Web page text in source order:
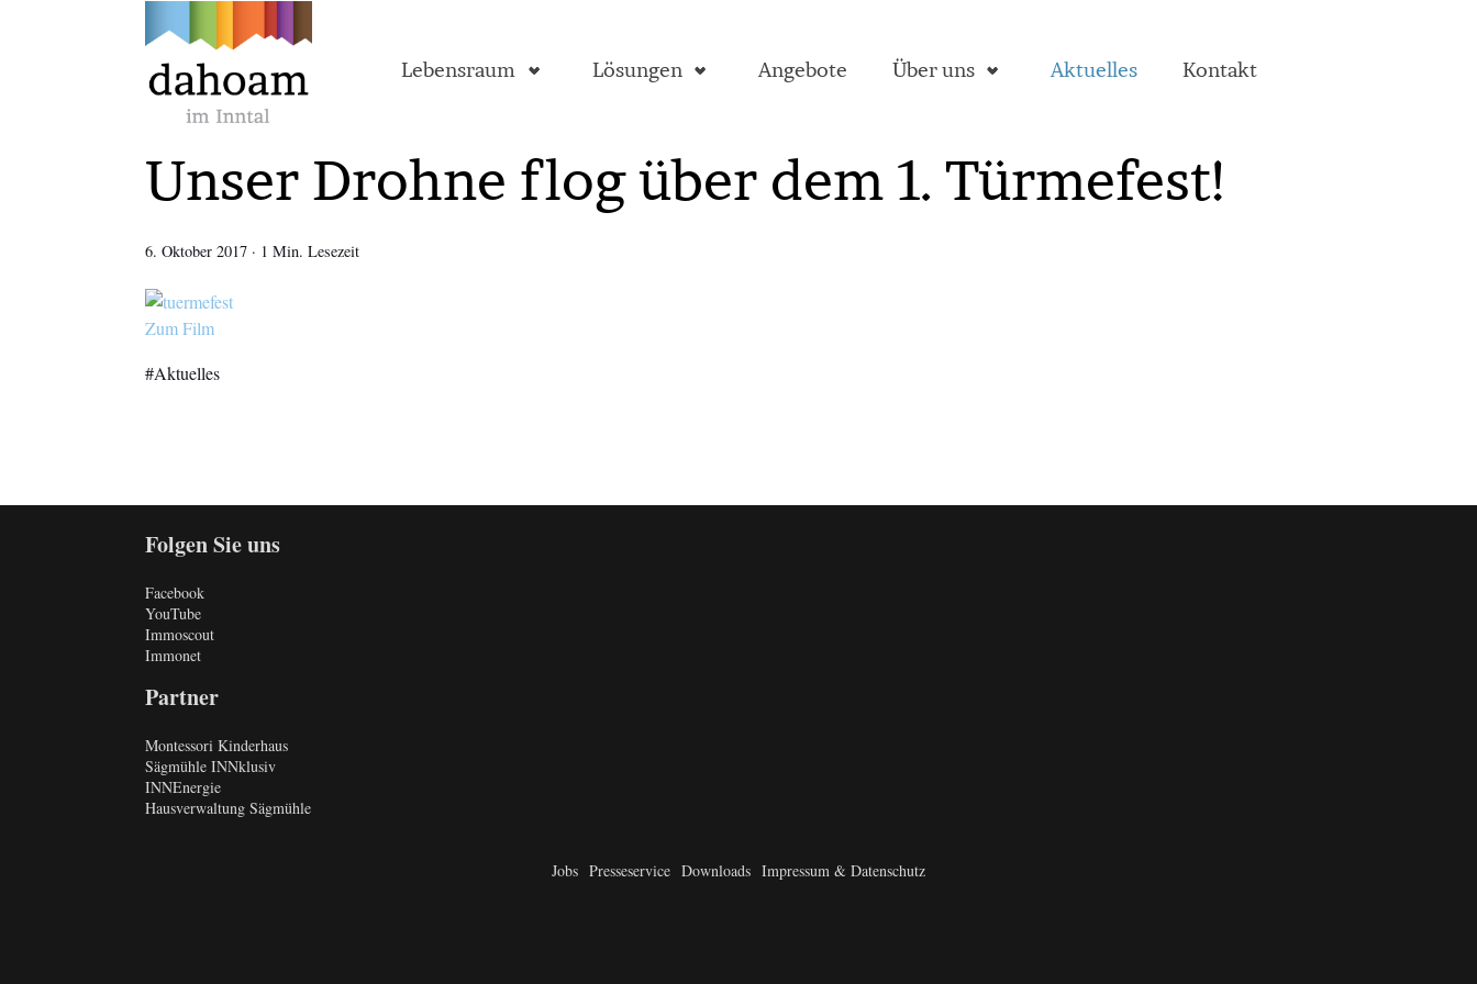
Lebensraum Lösungen Angebote Über uns Aktuelles Kontakt
Unser Drohne flog über dem 1. Türmefest!
6. Oktober 2017 · 1 Min. Lesezeit
Zum Film
Aktuelles
Folgen Sie uns
Facebook
YouTube
Immoscout
Immonet
Partner
Montessori Kinderhaus
Sägmühle INNklusiv
INNEnergie
Hausverwaltung Sägmühle
Jobs Presseservice Downloads Impressum & Datenschutz